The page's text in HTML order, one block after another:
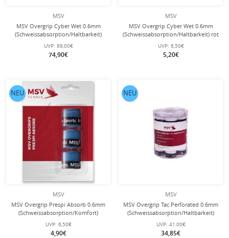
MSV
MSV Overgrip Cyber Wet 0.6mm
(Schweissabsorption/Haltbarkeit)
weiss 60er Box
UVP: 89,00€
74,90€
MSV
MSV Overgrip Cyber Wet 0.6mm
(Schweissabsorption/Haltbarkeit) rot
3er
UVP: 6,50€
5,20€
MSV
MSV Overgrip Prespi Absorb 0.6mm
(Schweissabsorption/Komfort)
hellblau 3er
UVP: 6,50€
4,90€
NEU
MSV
MSV Overgrip Tac Perforated 0.6mm
(Schweissabsorption/Haltbarkeit)
weiss 24er Dose
UVP: 41,00€
34,85€
NEU